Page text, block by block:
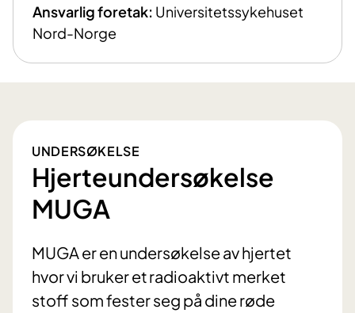
Ansvarlig foretak: Universitetssykehuset
Nord-Norge
UNDERSØKELSE
Hjerteundersøkelse
MUGA
MUGA er en undersøkelse av hjertet
hvor vi bruker et radioaktivt merket
stoff som fester seg på dine røde